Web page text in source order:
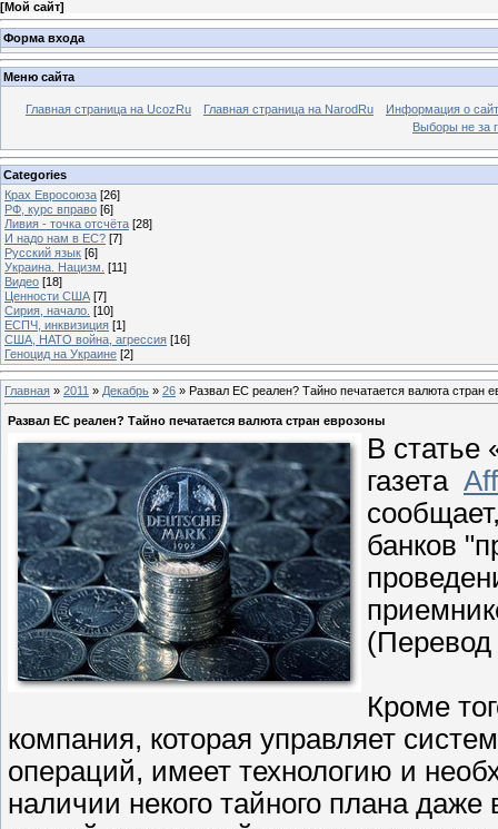
[Мой сайт]
Форма входа
Меню сайта
Главная страница на UcozRu Главная страница на NarodRu
Информация о
Выборы не за
Categories
Крах Евросоюза [26]
РФ, курс вправо [6]
Ливия - точка отсчёта [28]
И надо нам в ЕС? [7]
Русский язык [6]
Украина. Нацизм. [11]
Видео [18]
Ценности США [7]
Сирия, начало. [10]
ЕСПЧ, инквизиция [1]
США, НАТО война, агрессия [16]
Геноцид на Украине [2]
Главная » 2011 » Декабрь » 26 » Развал ЕС реален? Тайно печатается валюта стран
Развал ЕС реален? Тайно печатается валюта стран еврозоны
В статье
газета
банков
(Перевод
Кроме
компания, которая управляет
операций, имеет технологию и
наличии некого тайного плана